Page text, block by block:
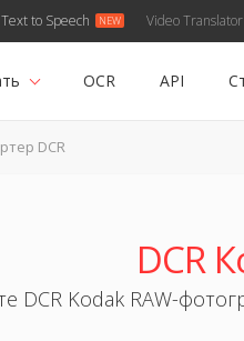
Text to Speech Video Translator
OCR API
DCR
DCR
DCR Kodak RAW-